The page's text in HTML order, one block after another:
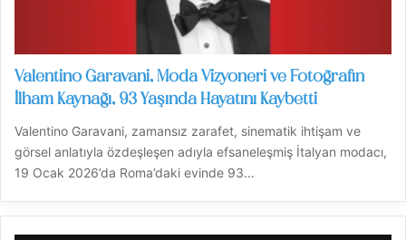
Valentino Garavani, Moda Vizyoneri ve Fotoğrafın
İlham Kaynağı, 93 Yaşında Hayatını Kaybetti
Valentino Garavani, zamansız zarafet, sinematik ihtişam ve
görsel anlatıyla özdeşleşen adıyla efsaneleşmiş İtalyan modacı,
19 Ocak 2026’da Roma’daki evinde 93…